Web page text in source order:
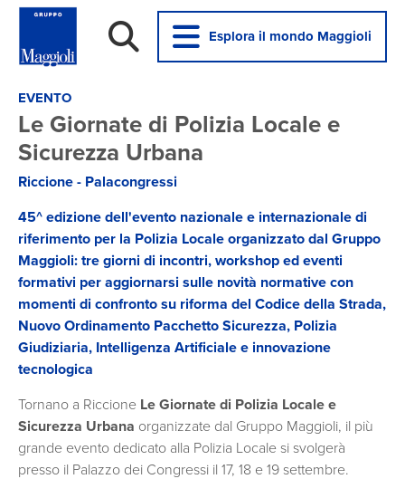
Esplora il mondo Maggioli
EVENTO
Le Giornate di Polizia Locale e
Sicurezza Urbana
Riccione - Palacongressi
45^ edizione dell'evento nazionale e internazionale di
riferimento per la Polizia Locale organizzato dal Gruppo
Maggioli: tre giorni di incontri, workshop ed eventi
formativi per aggiornarsi sulle novità normative con
momenti di confronto su riforma del Codice della Strada,
Nuovo Ordinamento Pacchetto Sicurezza, Polizia
Giudiziaria, Intelligenza Artificiale e innovazione
tecnologica
Tornano a Riccione Le Giornate di Polizia Locale e
Sicurezza Urbana organizzate dal Gruppo Maggioli, il più
grande evento dedicato alla Polizia Locale si svolgerà
presso il Palazzo dei Congressi il 17, 18 e 19 settembre.